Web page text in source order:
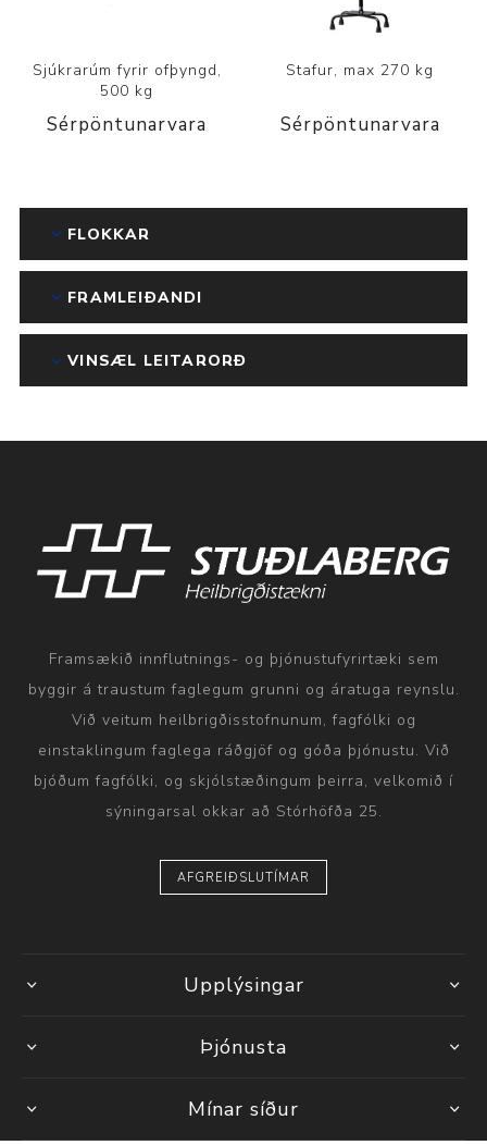
Sjúkrarúm fyrir ofþyngd,
500 kg
Sérpöntunarvara
Stafur, max 270 kg
Sérpöntunarvara
FLOKKAR
FRAMLEIÐANDI
VINSÆL LEITARORÐ
Framsækið innflutnings- og þjónustufyrirtæki sem
byggir á traustum faglegum grunni og áratuga reynslu.
Við veitum heilbrigðisstofnunum, fagfólki og
einstaklingum faglega ráðgjöf og góða þjónustu. Við
bjóðum fagfólki, og skjólstæðingum þeirra, velkomið í
sýningarsal okkar að Stórhöfða 25.
AFGREIÐSLUTÍMAR
Upplýsingar
Þjónusta
Mínar síður